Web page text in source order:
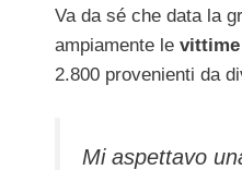
Va da sé che data la
ampiamente le
2.800 provenienti da
Mi aspettavo